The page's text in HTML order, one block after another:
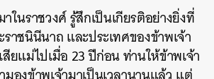
าในราชวงศ์ รู้สึกเป็นเกียรติอย่างยิ่งที่
าชนินีนาถ และประเทศของข้าพเจ้า
ยแม่ไปเมื่อ 23 ปีก่อน ท่านให้ข้าพเจ้า